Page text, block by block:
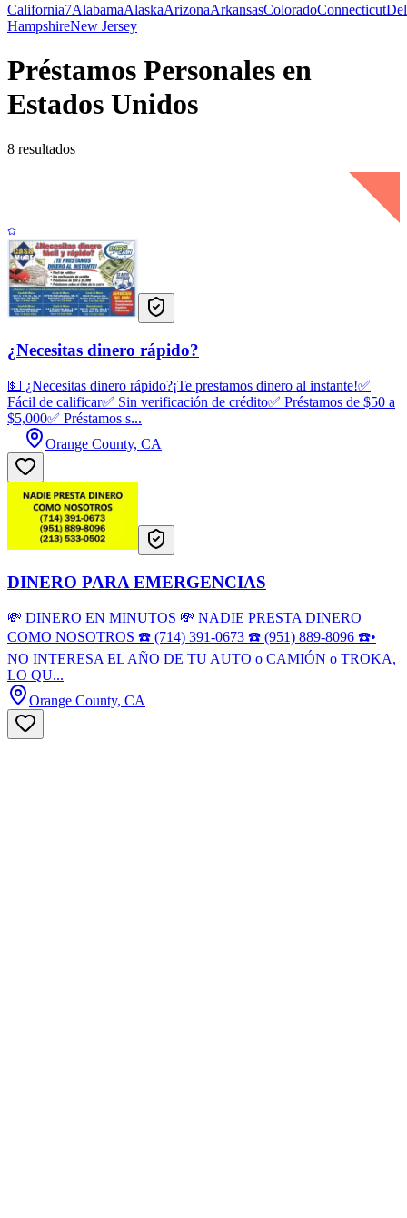
California7AlabamaAlaskaArizonaArkansasColoradoConnecticut
HampshireNew Jersey
Préstamos Personales en
Estados Unidos
8 resultados
¿Necesitas dinero rápido?
💵 ¿Necesitas dinero rápido?¡Te prestamos dinero al instante!✅
Fácil de calificar✅ Sin verificación de crédito✅ Préstamos de $50 a
$5,000✅ Préstamos s...
Orange County, CA
DINERO PARA EMERGENCIAS
💸 DINERO EN MINUTOS 💸 NADIE PRESTA DINERO
COMO NOSOTROS ☎️ (714) 391-0673 ☎️ (951) 889-8096 ☎️•
NO INTERESA EL AÑO DE TU AUTO o CAMIÓN o TROKA,
LO QU...
Orange County, CA